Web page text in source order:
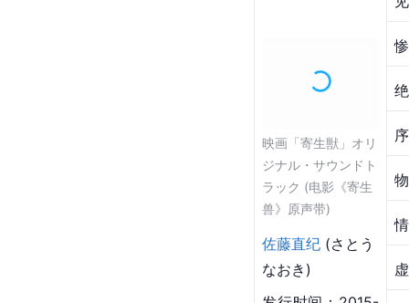
ジナル・サウンドト
ラック (电影《寄生
佐藤直纪 (さとう
なおき)